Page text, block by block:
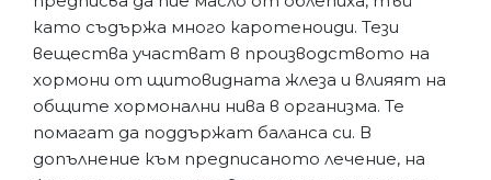
като съдържа много каротеноиди. Тези
вещества участват в производството на
хормони от щитовидната жлеза и влияят на
общите хормонални нива в организма. Те
помагат да поддържат баланса си. В
допълнение към предписаното лечение, на